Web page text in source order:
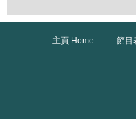
主頁 Home 節目